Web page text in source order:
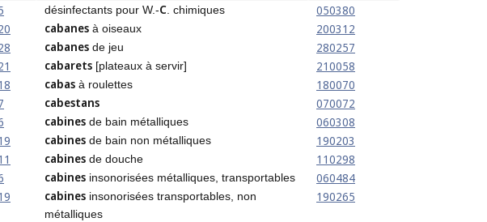
désinfectants pour W.-C . chimiques
050380
cabanes à oiseaux
200312
cabanes de jeu
280257
cabarets [plateaux à servir]
210058
cabas à roulettes
180070
cabestans
070072
cabines de bain métalliques
060308
cabines de bain non métalliques
190203
cabines de douche
110298
cabines insonorisées métalliques, transportables
060484
cabines insonorisées transportables, non
métalliques
190265